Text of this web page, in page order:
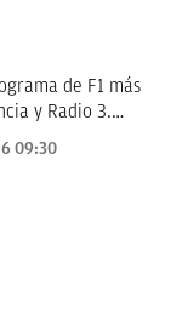
de F1 más
y Radio 3.
Las Provincias.
09:30